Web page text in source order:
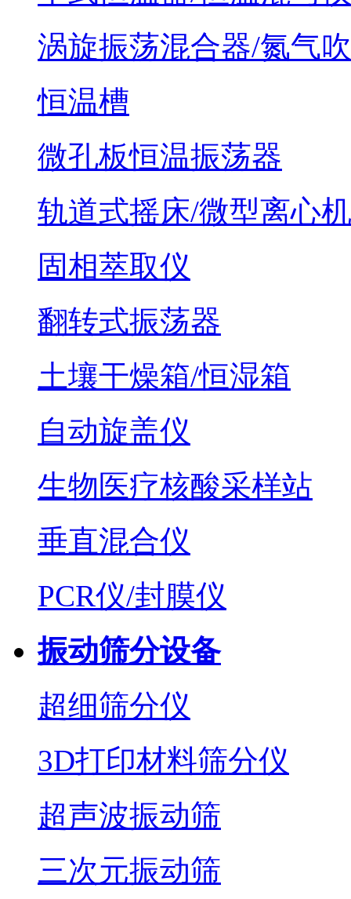
涡旋振荡混合器/氮气
恒温槽
微孔板恒温振荡器
轨道式摇床/微型离心机
固相萃取仪
翻转式振荡器
土壤干燥箱/恒湿箱
自动旋盖仪
生物医疗核酸采样站
垂直混合仪
PCR仪/封膜仪
振动筛分设备
超细筛分仪
3D打印材料筛分仪
超声波振动筛
三次元振动筛